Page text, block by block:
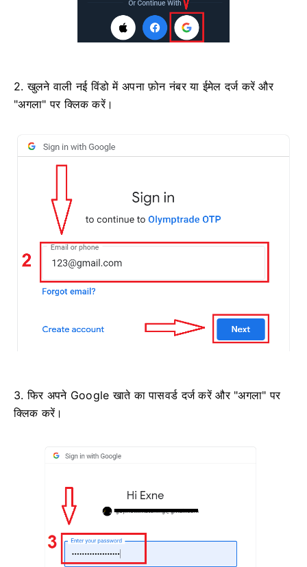
2. खुलने वाली नई विंडो में अपना फ़ोन नंबर या ईमेल दर्ज करें और
"अगला" पर क्लिक करें।
3. फिर अपने Google खाते का पासवर्ड दर्ज करें और "अगला" पर
क्लिक करें।